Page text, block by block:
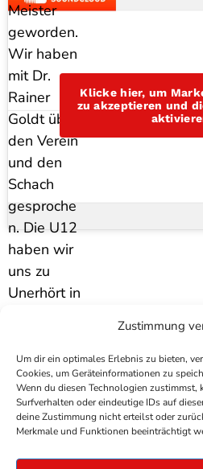
Zustimmung
Um dir ein optimales Erlebnis zu bieten,
Cookies, um Geräteinformationen zu
Wenn du diesen Technologien zustimmst,
Surfverhalten oder eindeutige IDs auf
deine Zustimmung nicht erteilst oder
Merkmale und Funktionen beeinträchtigt
Meister
geworden.
Wir haben
mit Dr.
Rainer
Goldt über
den Verein
und den
Schach
gesproche
n. Die U12
haben wir
uns zu
Unerhört in
eingeladen
Klicke hier, um
zu akzeptieren und
COPYRIGHTANTENNE BAD